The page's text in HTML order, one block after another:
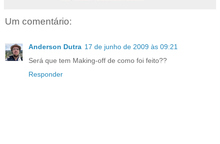
Um comentário:
Anderson Dutra 17 de junho de 2009 às 09:21
Será que tem Making-off de como foi feito??
Responder